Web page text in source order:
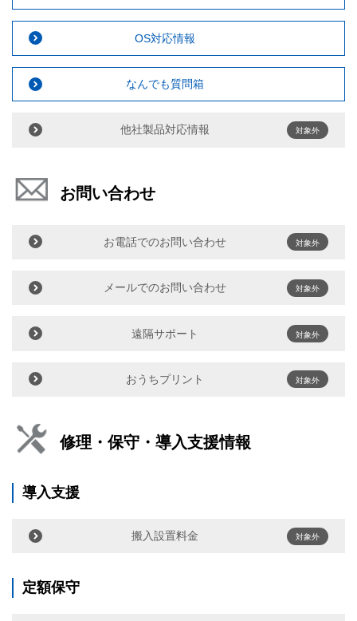
OS対応情報
なんでも質問箱
他社製品対応情報 対象外
お問い合わせ
お電話でのお問い合わせ 対象外
メールでのお問い合わせ 対象外
遠隔サポート 対象外
おうちプリント 対象外
修理・保守・導入支援情報
導入支援
搬入設置料金 対象外
定額保守